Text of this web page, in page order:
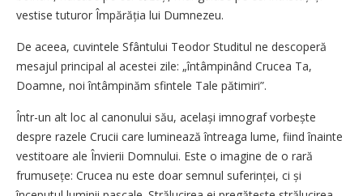
vestise tuturor Împărăția lui Dumnezeu.
De aceea, cuvintele Sfântului Teodor Studitul ne descoperă
mesajul principal al acestei zile: „întâmpinând Crucea Ta,
Doamne, noi întâmpinăm sfintele Tale pătimiri”.
Într-un alt loc al canonului său, același imnograf vorbește
despre razele Crucii care luminează întreaga lume, fiind înainte
vestitoare ale Învierii Domnului. Este o imagine de o rară
frumusețe: Crucea nu este doar semnul suferinței, ci și